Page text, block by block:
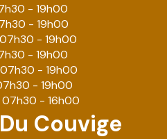
- 19h00
- 19h00
- 19h00
- 19h00
- 19h00
- 19h00
07h30 - 16h00
Couvige